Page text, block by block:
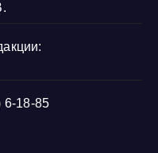
6-18-85